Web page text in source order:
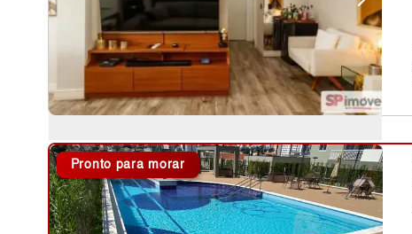
Pronto para morar